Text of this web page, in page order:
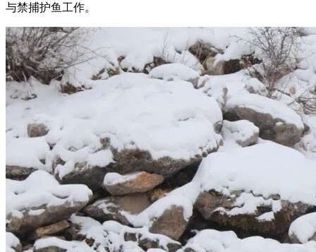
与禁捕护鱼工作。